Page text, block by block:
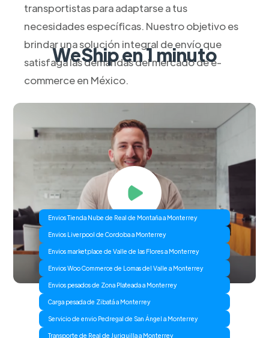
transportistas para adaptarse a tus
necesidades específicas. Nuestro objetivo es
brindar una solución integral de envío que
satisfaga las demandas del mercado de e-
commerce en México.
WeShip en 1 minuto
Envios Tienda Nube de Real de Montaña a Monterrey
Envios Liverpool de Cordoba a Monterrey
Envios marketplace de Valle de las Flores a Monterrey
Envios Woo Commerce de Lomas del Valle a Monterrey
Envios pesados de Zona Plateada a Monterrey
Carga pesada de Zibatá a Monterrey
Servicio de envio Pedregal de San Ángel a Monterrey
Transporte de Real de Juriquilla a Monterrey